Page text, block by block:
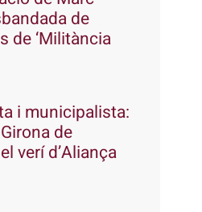
de
de ‘Militància
i municipalista:
de
verí d’Aliança